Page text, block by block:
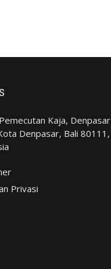
Kaja, Denpasar
Denpasar, Bali 80111,
Privasi